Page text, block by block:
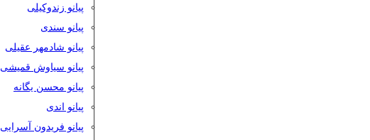
پیانو زندوکیلی
پیانو سندی
پیانو شادمهر عقیلی
پیانو سیاوش قمیشی
پیانو محسن یگانه
پیانو اندی
پیانو فریدون آسرایی